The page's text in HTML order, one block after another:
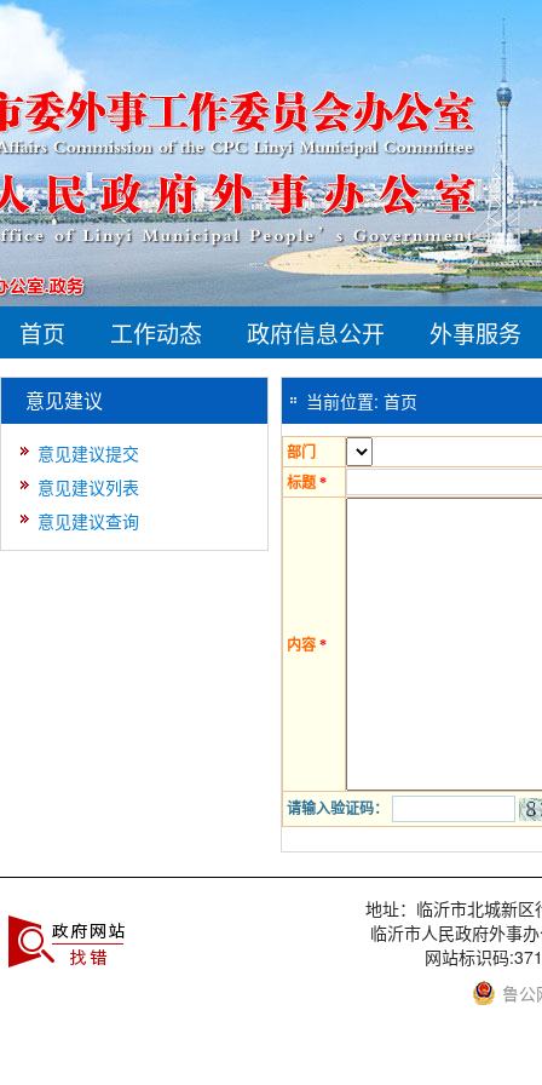
首页 工作动态 政府信息公开 外事服务
意见建议
意见建议提交
意见建议列表
意见建议查询
当前位置: 首页
部门
标题 *
内容 *
请输入验证码：
地址：临沂市北城新
临沂市人民政府外事
网站标识码
鲁公